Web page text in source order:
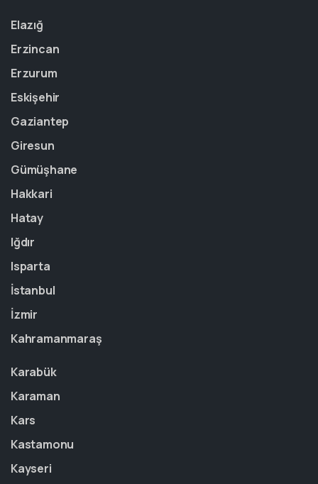
Elazığ
Erzincan
Erzurum
Eskişehir
Gaziantep
Giresun
Gümüşhane
Hakkari
Hatay
Iğdır
Isparta
İstanbul
İzmir
Kahramanmaraş
Karabük
Karaman
Kars
Kastamonu
Kayseri